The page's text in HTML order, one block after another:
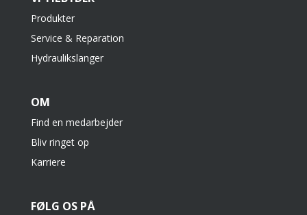
Produkter
Service & Reparation
Hydraulikslanger
OM
Find en medarbejder
Bliv ringet op
Karriere
FØLG OS PÅ